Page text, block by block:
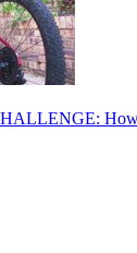
How